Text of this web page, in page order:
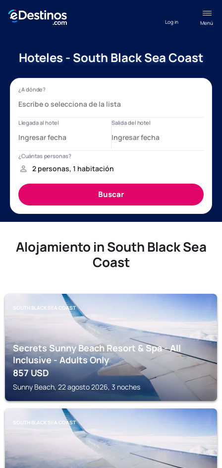
Menú
Log in
Hoteles - South Black Sea Coast
Alojamiento in South Black Sea
Coast
SOUTH BLACK SEA COAST
Secrets Sunny Beach Resort & Spa - All
Inclusive - Adults Only
857USD
Sunny Beach, 22 agosto 2026, 3 noches
SOUTH BLACK SEA COAST